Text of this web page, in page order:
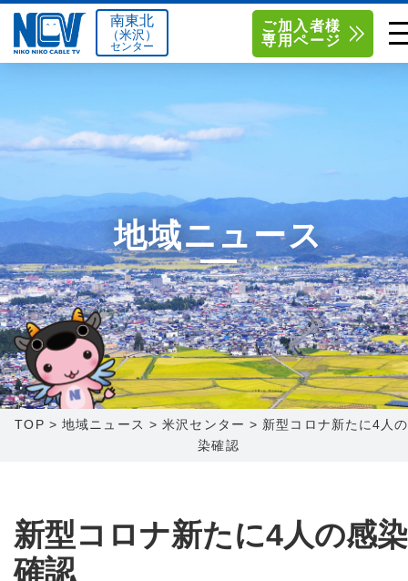
南東北センター（福島）
函館センター 0138-34-2525
新潟センター 025-210-1200
単品料金
お得なセットプラン
料金シミュレーション
サポート
Q&A
センター情報
お問い合わせ
〒992-0044
山形県米沢市春日四丁目2-75
0238-24-2525
営業時間 9:00～18:00
南東北センター(福島)
〒960-8252
福島県福島市御山字一本松17-1-
1
0120-173-577
営業時間 9:15～18:00
南東北
（米沢）
センター
ご加入者様
専用ページ
地域ニュース
TOP >地域ニュース >米沢センター > 新型コロナ新たに4人
染確認
新型コロナ新たに4人の感染
確認